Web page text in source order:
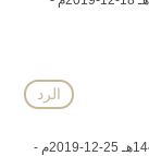
الرد
بتاريخ الأربعاء 28 ربيع الثاني 1441هـ 25-12-2019م -